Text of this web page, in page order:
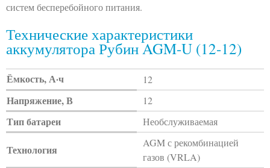
систем бесперебойного питания.
Технические характеристики
аккумулятора Рубин AGM-U (12-12)
Ёмкость, А·ч 12
Напряжение, В 12
Тип батареи Необслуживаемая
Технология
AGM с рекомбинацией
газов (VRLA)